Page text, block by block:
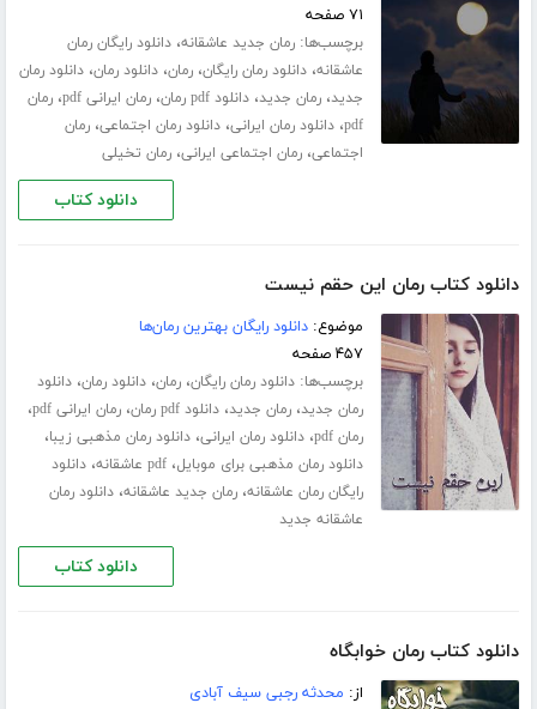
۷۱ صفحه
برچسب‌ها:رمان جدید عاشقانه،دانلود رایگان رمان
عاشقانه،دانلود رمان رایگان،رمان،دانلود رمان،دانلود رمان
جدید،رمان جدید،دانلود pdf رمان ،رمان ایرانی pdf ،رمان
pdf،دانلود رمان ایرانی،دانلود رمان اجتماعی،رمان
اجتماعی،رمان اجتماعی ایرانی،رمان تخیلی
دانلود کتاب
دانلود کتاب رمان این حقم نیست
موضوع:دانلود رایگان بهترین رمان‌ها
۴۵۷ صفحه
برچسب‌ها:دانلود رمان رایگان،رمان،دانلود رمان،دانلود
رمان جدید،رمان جدید،دانلود pdf رمان ،رمان ایرانی pdf ،
رمان pdf ،دانلود رمان ایرانی،دانلود رمان مذهبی زیبا،
دانلود رمان مذهبی برای موبایل،pdf عاشقانه ،دانلود
رایگان رمان عاشقانه،رمان جدید عاشقانه،دانلود رمان
عاشقانه جدید
دانلود کتاب
دانلود کتاب رمان خوابگاه
از: محدثه رجبی سیف آبادی